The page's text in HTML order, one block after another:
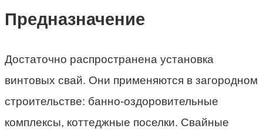
Предназначение
Достаточно распространена установка
винтовых свай. Они применяются в загородном
строительстве: банно-оздоровительные
комплексы, коттеджные поселки. Свайные